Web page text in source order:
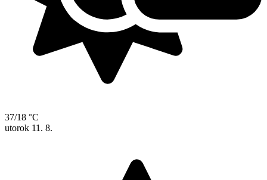
37/18 °C
utorok 11. 8.